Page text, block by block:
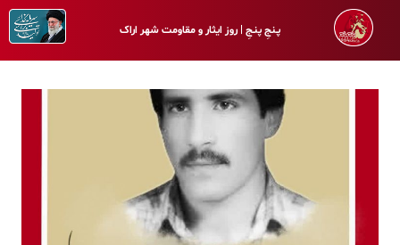
پـنجِ پنـجِ | روز ایثار و مقاومت شهر اراک